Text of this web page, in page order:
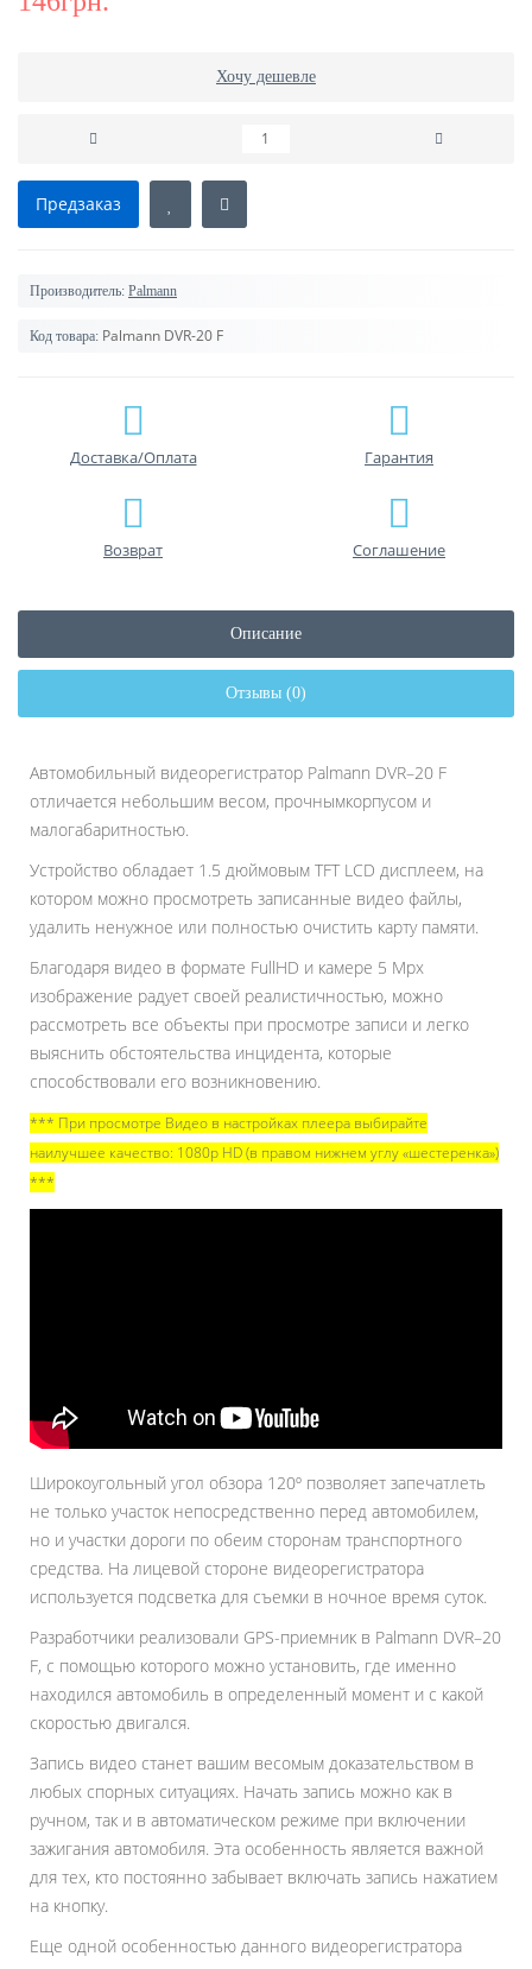
Хочу дешевле
Предзаказ
Производитель: Palmann
Код товара: Palmann DVR-20 F
Доставка/Оплата Гарантия
Возврат Соглашение
Описание
Отзывы (0)
Автомобильный видеорегистратор Palmann DVR–20 F
отличается небольшим весом, прочнымкорпусом и
малогабаритностью.
Устройство обладает 1.5 дюймовым TFT LCD дисплеем, на
котором можно просмотреть записанные видео файлы,
удалить ненужное или полностью очистить карту памяти.
Благодаря видео в формате FullHD и камере 5 Mpx
изображение радует своей реалистичностью, можно
рассмотреть все объекты при просмотре записи и легко
выяснить обстоятельства инцидента, которые
способствовали его возникновению.
*** При просмотре Видео в настройках плеера выбирайте
наилучшее качество: 1080p HD (в правом нижнем углу «шестеренка»)
***
Широкоугольный угол обзора 120º позволяет запечатлеть
не только участок непосредственно перед автомобилем,
но и участки дороги по обеим сторонам транспортного
средства. На лицевой стороне видеорегистратора
используется подсветка для съемки в ночное время суток.
Разработчики реализовали GPS-приемник в Palmann DVR–20
F, с помощью которого можно установить, где именно
находилcя автомобиль в определенный момент и с какой
скоростью двигался.
Запись видео станет вашим весомым доказательством в
любых спорных ситуациях. Начать запись можно как в
ручном, так и в автоматическом режиме при включении
зажигания автомобиля. Эта особенность является важной
для тех, кто постоянно забывает включать запись нажатием
на кнопку.
Еще одной особенностью данного видеорегистратора